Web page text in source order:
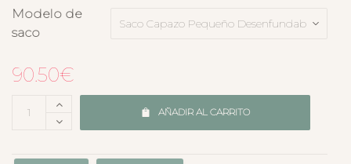
Modelo de
saco
90.50€
AÑADIR AL CARRITO